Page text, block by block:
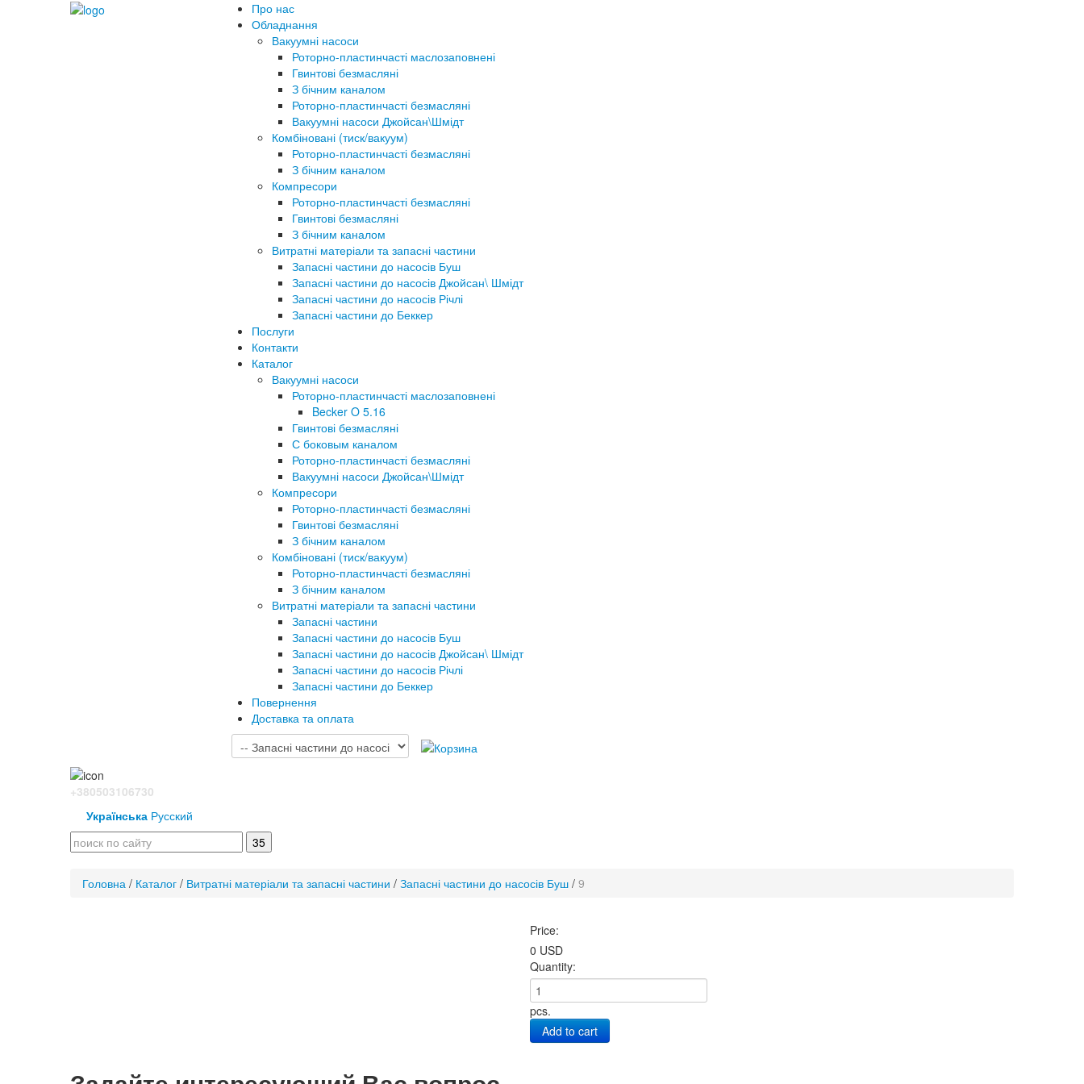
Про нас
Обладнання
Вакуумні насоси
Роторно-пластинчасті маслозаповнені
Гвинтові безмасляні
З бічним каналом
Роторно-пластинчасті безмасляні
Вакуумні насоси Джойсан\Шмідт
Комбіновані (тиск/вакуум)
Роторно-пластинчасті безмасляні
З бічним каналом
Компресори
Роторно-пластинчасті безмасляні
Гвинтові безмасляні
З бічним каналом
Витратні матеріали та запасні частини
Запасні частини до насосів Буш
Запасні частини до насосів Джойсан\ Шмідт
Запасні частини до насосів Річлі
Запасні частини до Беккер
Послуги
Контакти
Каталог
Вакуумні насоси
Роторно-пластинчасті маслозаповнені
Becker O 5.16
Гвинтові безмасляні
С боковым каналом
Роторно-пластинчасті безмасляні
Вакуумні насоси Джойсан\Шмідт
Компресори
Роторно-пластинчасті безмасляні
Гвинтові безмасляні
З бічним каналом
Комбіновані (тиск/вакуум)
Роторно-пластинчасті безмасляні
З бічним каналом
Витратні матеріали та запасні частини
Запасні частини
Запасні частини до насосів Буш
Запасні частини до насосів Джойсан\ Шмідт
Запасні частини до насосів Річлі
Запасні частини до Беккер
Повернення
Доставка та оплата
+380503106730
Українська Русский
Головна / Каталог / Витратні матеріали та запасні частини / Запасні частини до насосів Буш / 9
Price:
0 USD
Quantity:
pcs.
Add to cart